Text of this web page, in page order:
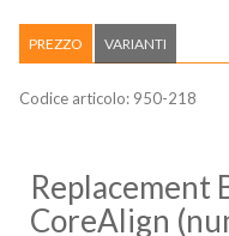
PREZZO VARIANTI
Codice articolo: 950-218
Replacement
CoreAlign